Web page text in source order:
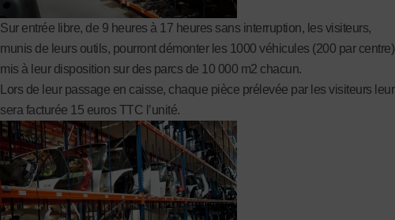
Sur entrée libre, de 9 heures à 17 heures sans interruption, les visiteurs,
munis de leurs outils, pourront démonter les 1000 véhicules (200 par centre)
mis à leur disposition sur des parcs de 10 000 m2 chacun.
Lors de leur passage en caisse, chaque pièce prélevée par les visiteurs leur
sera facturée 15 euros TTC l’unité.